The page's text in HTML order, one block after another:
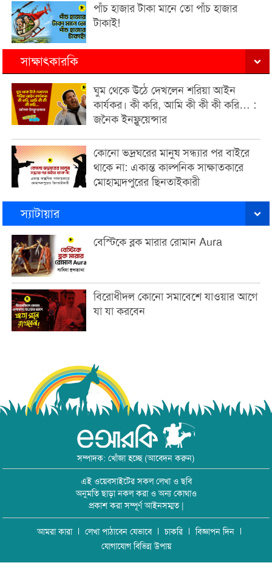
পাঁচ হাজার টাকা মানে তো পাঁচ হাজার
টাকাই!
সাক্ষাৎকারকি
ঘুম থেকে উঠে দেখলেন শরিয়া আইন
কার্যকর। কী করি, আমি কী কী কী করি… :
জনৈক ইনফ্লুয়েন্সার
কোনো ভদ্রঘরের মানুষ সন্ধ্যার পর বাইরে
থাকে না: একান্ত কাল্পনিক সাক্ষাতকারে
মোহাম্মদপুরের ছিনতাইকারী
স্যাটায়ার
বেস্টিকে ব্লক মারার রোমান Aura
বিরোধীদল কোনো সমাবেশে যাওয়ার আগে
যা যা করবেন
সম্পাদক: খোঁজা হচ্ছে (আবেদন করুন)
এই ওয়েবসাইটের সকল লেখা ও ছবি
অনুমতি ছাড়া নকল করা ও অন্য কোথাও
প্রকাশ করা সম্পূর্ণ আইনসম্মত |
আমরা কারা লেখা পাঠাবেন যেভাবে চাকরি
বিজ্ঞাপন দিন
যোগাযোগ বিভিন্ন উপায়